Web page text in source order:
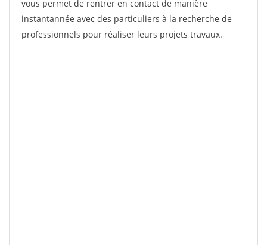
vous permet de rentrer en contact de manière
instantannée avec des particuliers à la recherche de
professionnels pour réaliser leurs projets travaux.